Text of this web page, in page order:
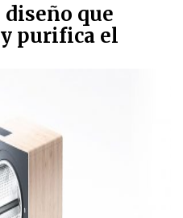
que
purifica el